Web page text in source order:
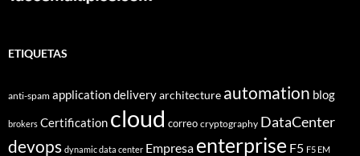
ETIQUETAS
anti-spam application deliveryarchitecture automation blog
brokers Certification cloud correo cryptography DataCenter
devops dynamic data center Empresa enterprise F5 F5 EM